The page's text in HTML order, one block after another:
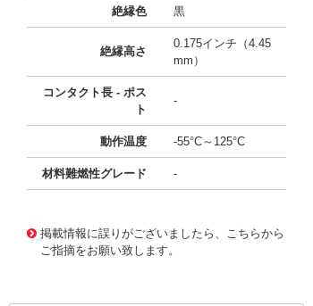
絶縁色 黒
絶縁高さ
0.175インチ（4.45
mm）
コンタクト長 - ポス
ト
-
動作温度 -55°C～125°C
材料難燃性グレード -
掲載情報に誤りがございましたら、こちらから
ご指摘をお願い致します。